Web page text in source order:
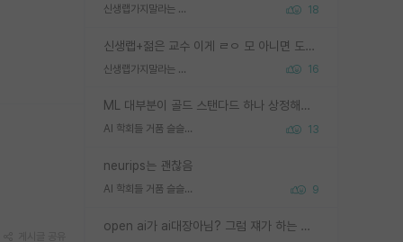
신생랩가지말라는 이유가 있었구나 18
신생랩+젊은 교수 이게 ㄹㅇ 모 아니면 도인듯.
신생랩가지말라는 이유가 있었구나 16
ML 대부분이 골드 스탠다드 하나 상정해놓고 (벤치마크 데이터셋이 여러 개면 여러 개 상정) 그거 얼마나 잘 맞추나 싸움임 가끔 번뜩이는 설계 철학을 보여주는 논문들도 있지만 대부분 그거 성적 얼마나 더 올리느라에 혈안이 되어 있는 측면이 잇음
AI 학회들 거품 슬슬 지적이 나오네요 13
neurips는 괜찮음
AI 학회들 거품 슬슬 지적이 나오네요 9
open ai가 ai대장아님? 그럼 쟤가 하는 말이 다 맞겠네